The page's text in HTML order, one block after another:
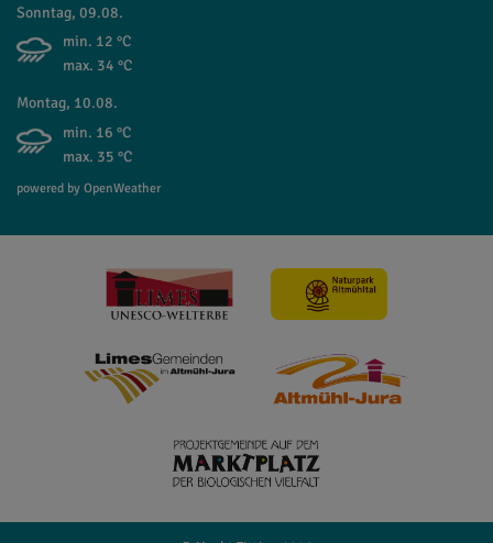
Sonntag, 09.08.
min. 12 °C
max. 34 °C
Montag, 10.08.
min. 16 °C
max. 35 °C
powered by OpenWeather